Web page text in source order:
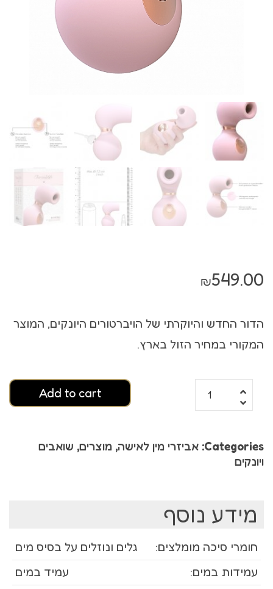
₪549.00
הדור החדש והיוקרתי של הויברטורים היונקים, המוצר
המקורי במחיר הזול בארץ.
Add to cart
Categories: אביזרי מין לאישה, מוצרים, שואבים
ויונקים
מידע נוסף
חומרי סיכה מומלצים:
גלים ונוזלים על בסיס מים
עמידות במים:
עמיד במים